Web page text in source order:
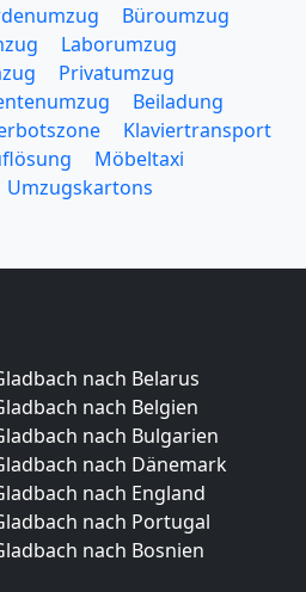
Büroumzug
Laborumzug
Privatumzug
Beiladung
Klaviertransport
Möbeltaxi
Umzugskartons
nach Belarus
nach Belgien
nach Bulgarien
nach Dänemark
nach England
nach Portugal
nach Bosnien